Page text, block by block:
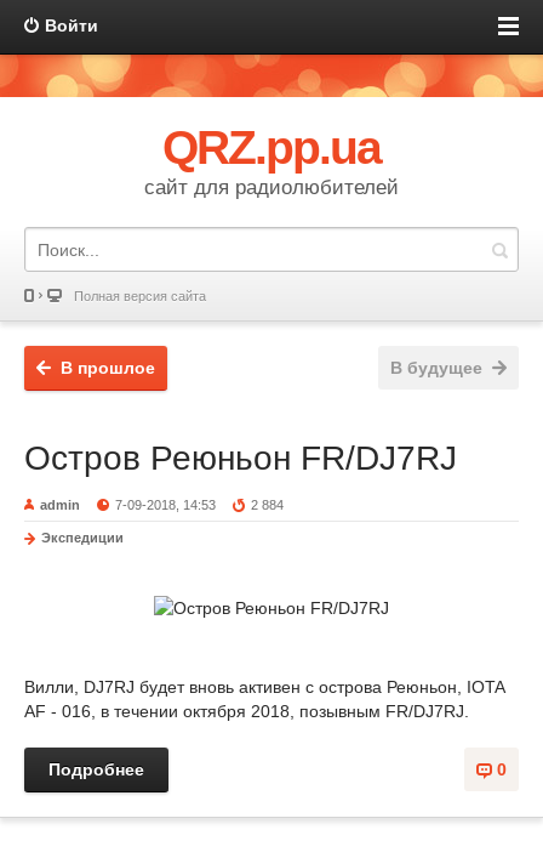
Войти
QRZ.pp.ua
сайт для радиолюбителей
Полная версия сайта
В будущее
В прошлое
Остров Реюньон FR/DJ7RJ
admin 7-09-2018, 14:53 2 884
Экспедиции
Вилли, DJ7RJ будет вновь активен с острова Реюньон, IOTA
AF - 016, в течении октября 2018, позывным FR/DJ7RJ.
0
Подробнее